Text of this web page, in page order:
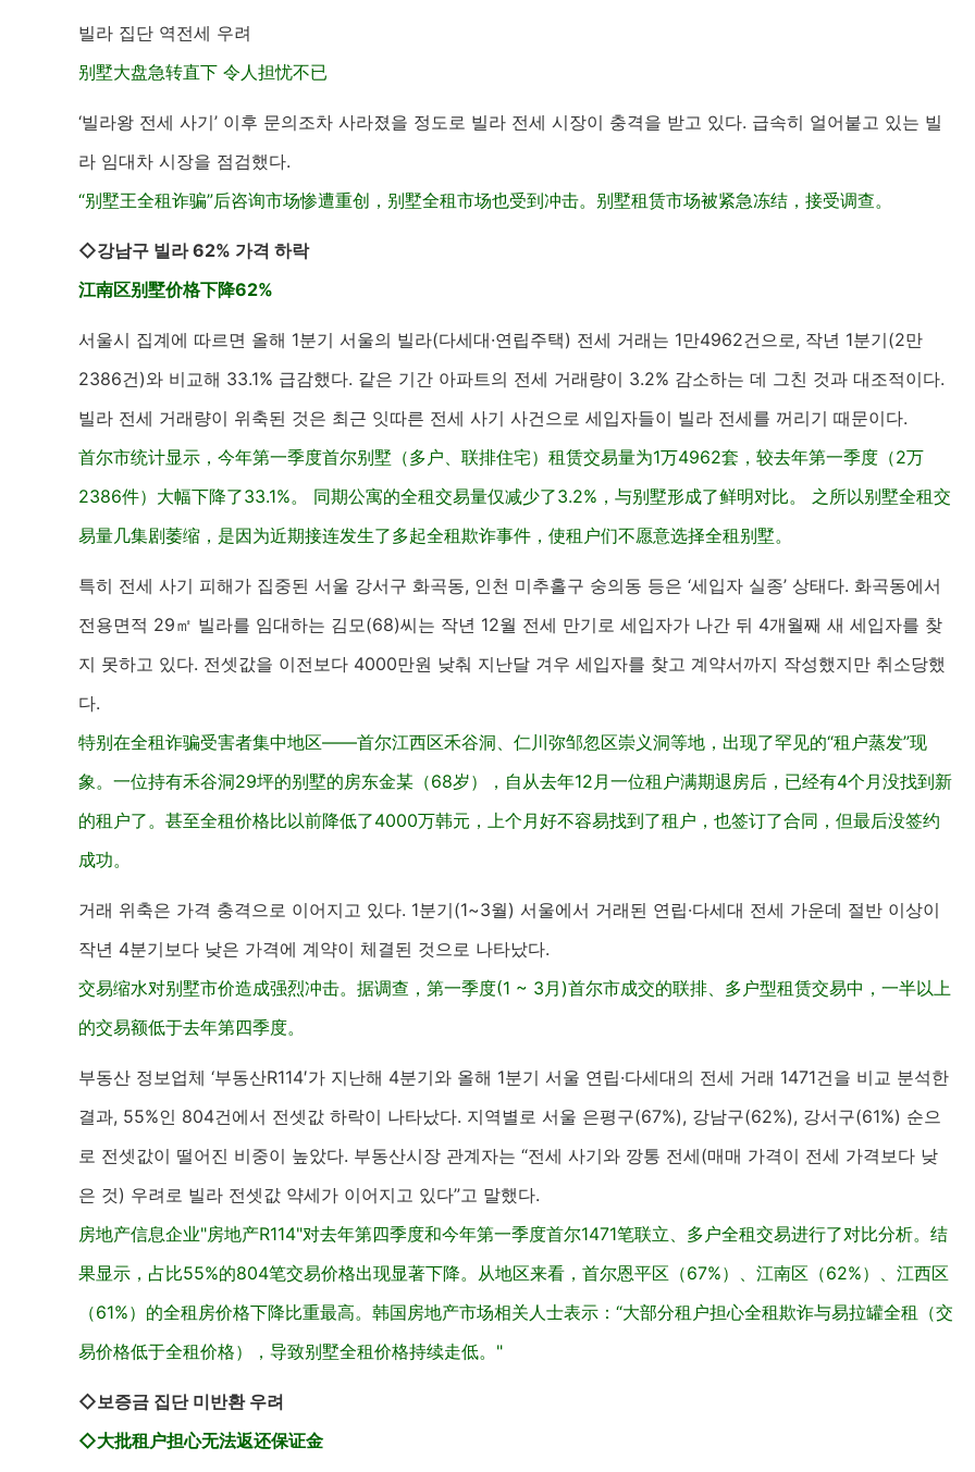
빌라 집단 역전세 우려
别墅大盘急转直下 令人担忧不已
‘빌라왕 전세 사기’ 이후 문의조차 사라졌을 정도로 빌라 전세 시장이 충격을 받고 있다. 급속히 얼어붙고 있는 빌
라 임대차 시장을 점검했다.
“别墅王全租诈骗”后咨询市场惨遭重创，别墅全租市场也受到冲击。别墅租赁市场被紧急冻结，接受调查。
◇강남구 빌라 62% 가격 하락
江南区别墅价格下降62%
서울시 집계에 따르면 올해 1분기 서울의 빌라(다세대·연립주택) 전세 거래는 1만4962건으로, 작년 1분기(2만
2386건)와 비교해 33.1% 급감했다. 같은 기간 아파트의 전세 거래량이 3.2% 감소하는 데 그친 것과 대조적이다.
빌라 전세 거래량이 위축된 것은 최근 잇따른 전세 사기 사건으로 세입자들이 빌라 전세를 꺼리기 때문이다.
首尔市统计显示，今年第一季度首尔别墅（多户、联排住宅）租赁交易量为1万4962套，较去年第一季度（2万
2386件）大幅下降了33.1%。 同期公寓的全租交易量仅减少了3.2%，与别墅形成了鲜明对比。 之所以别墅全租交
易量几集剧萎缩，是因为近期接连发生了多起全租欺诈事件，使租户们不愿意选择全租别墅。
특히 전세 사기 피해가 집중된 서울 강서구 화곡동, 인천 미추홀구 숭의동 등은 ‘세입자 실종’ 상태다. 화곡동에서
전용면적 29㎡ 빌라를 임대하는 김모(68)씨는 작년 12월 전세 만기로 세입자가 나간 뒤 4개월째 새 세입자를 찾
지 못하고 있다. 전셋값을 이전보다 4000만원 낮춰 지난달 겨우 세입자를 찾고 계약서까지 작성했지만 취소당했
다.
特别在全租诈骗受害者集中地区——首尔江西区禾谷洞、仁川弥邹忽区崇义洞等地，出现了罕见的“租户蒸发”现
象。一位持有禾谷洞29坪的别墅的房东金某（68岁），自从去年12月一位租户满期退房后，已经有4个月没找到新
的租户了。甚至全租价格比以前降低了4000万韩元，上个月好不容易找到了租户，也签订了合同，但最后没签约
成功。
거래 위축은 가격 충격으로 이어지고 있다. 1분기(1~3월) 서울에서 거래된 연립·다세대 전세 가운데 절반 이상이
작년 4분기보다 낮은 가격에 계약이 체결된 것으로 나타났다.
交易缩水对别墅市价造成强烈冲击。据调查，第一季度(1 ~ 3月)首尔市成交的联排、多户型租赁交易中，一半以上
的交易额低于去年第四季度。
부동산 정보업체 ‘부동산R114′가 지난해 4분기와 올해 1분기 서울 연립·다세대의 전세 거래 1471건을 비교 분석한
결과, 55%인 804건에서 전셋값 하락이 나타났다. 지역별로 서울 은평구(67%), 강남구(62%), 강서구(61%) 순으
로 전셋값이 떨어진 비중이 높았다. 부동산시장 관계자는 “전세 사기와 깡통 전세(매매 가격이 전세 가격보다 낮
은 것) 우려로 빌라 전셋값 약세가 이어지고 있다”고 말했다.
房地产信息企业"房地产R114"对去年第四季度和今年第一季度首尔1471笔联立、多户全租交易进行了对比分析。结
果显示，占比55%的804笔交易价格出现显著下降。从地区来看，首尔恩平区（67%）、江南区（62%）、江西区
（61%）的全租房价格下降比重最高。韩国房地产市场相关人士表示：“大部分租户担心全租欺诈与易拉罐全租（交
易价格低于全租价格），导致别墅全租价格持续走低。"
◇보증금 집단 미반환 우려
◇大批租户担心无法返还保证金